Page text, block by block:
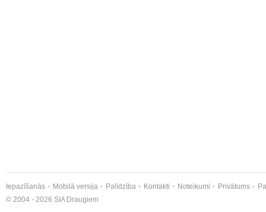
Iepazīšanās Mobilā versija Palīdzība Kontakti Noteikumi Privātums
© 2004 - 2026 SIA Draugiem